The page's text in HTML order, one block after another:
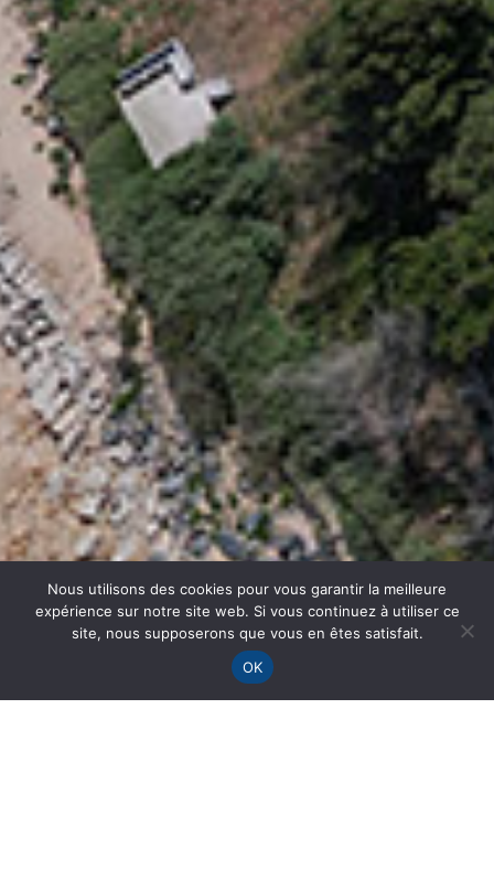
Nous utilisons des cookies pour vous garantir la meilleure
expérience sur notre site web. Si vous continuez à utiliser ce
site, nous supposerons que vous en êtes satisfait.
OK